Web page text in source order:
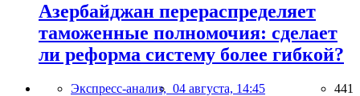
Азербайджан перераспределяет
таможенные полномочия: сделает
ли реформа систему более гибкой?
Экспресс-анализ, 04 августа, 14:45 441